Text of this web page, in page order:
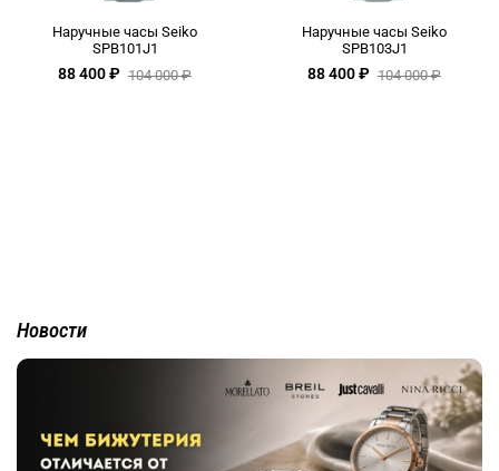
Наручные часы Seiko
SPB101J1
88 400 ₽ 104 000 ₽
Наручные часы Seiko
SPB103J1
88 400 ₽ 104 000 ₽
Новости